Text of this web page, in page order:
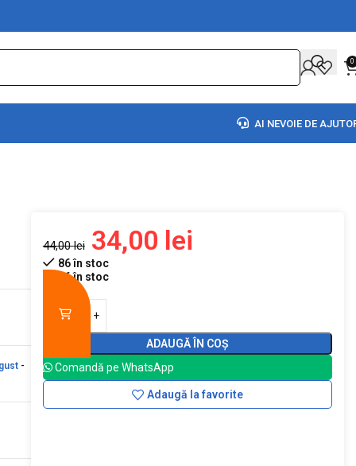
0
AI NEVOIE DE
-
44,00lei 34,00 lei
86 în stoc
86 în stoc
ADAUGĂ ÎN COȘ
Comandă pe WhatsApp
Adaugă la favorite